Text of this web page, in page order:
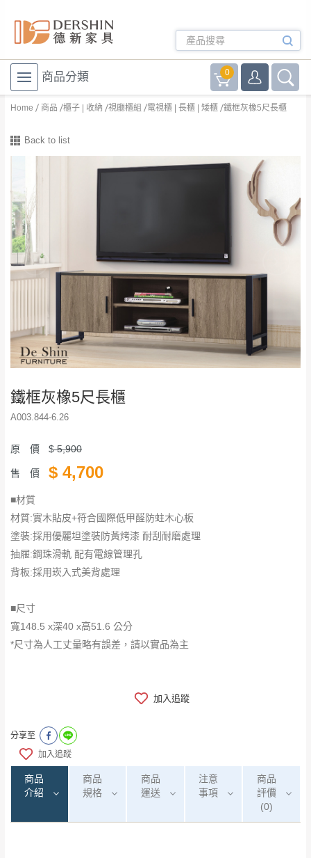
商品分類 0
Home 商品 櫃子 | 收納 視廳櫃組 電視櫃 | 長櫃 | 矮櫃 鐵框灰橡5尺長櫃
Back to list
鐵框灰橡5尺長櫃
A003.844-6.26
原 價 $5,900
售 價 $ 4,700
■材質
材質:實木貼皮+符合國際低甲醛防蛀木心板
塗裝:採用優麗坦塗裝防黃烤漆 耐刮耐磨處理
抽屜:鋼珠滑軌 配有電線管理孔
背板:採用崁入式美背處理
■尺寸
寬148.5 x深40 x高51.6 公分
*尺寸為人工丈量略有誤差，請以實品為主
加入追蹤
分享至
加入追蹤
商品
介紹
商品
規格
商品
運送
注意
事項
商品
評價
(0)